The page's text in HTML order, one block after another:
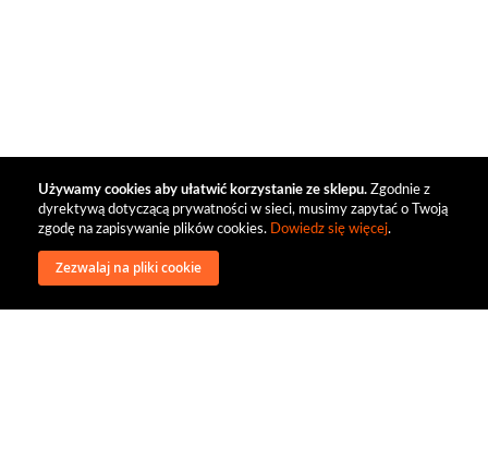
Używamy cookies aby ułatwić korzystanie ze sklepu. Zgodnie z
dyrektywą dotyczącą prywatności w sieci, musimy zapytać o Twoją
zgodę na zapisywanie plików cookies. Dowiedz się więcej.
Zezwalaj na pliki cookie